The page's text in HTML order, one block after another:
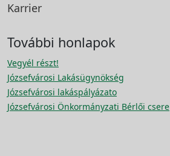
Karrier
További honlapok
Vegyél részt!
Józsefvárosi Lakásügynökség
Józsefvárosi lakáspályázato
Józsefvárosi Önkormányzati Bérlői csere